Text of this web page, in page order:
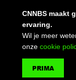
CNNBS maakt
ervaring.
Wil je meer
onze cookie
PRIMA